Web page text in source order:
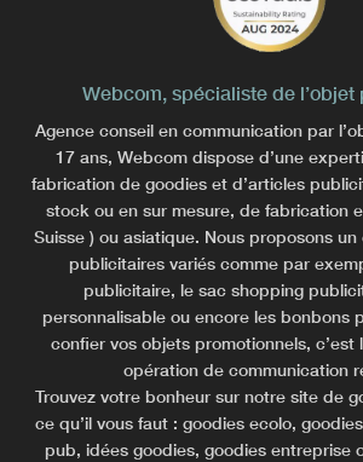
Webcom, spécialiste de
Agence conseil en communication par
17 ans, Webcom dispose d’une
fabrication de goodies et d’articles
stock ou en sur mesure, de fabrication
Suisse ) ou asiatique. Nous proposons
publicitaires variés comme par
publicitaire, le sac shopping
personnalisable ou encore les bonbons
confier vos objets promotionnels, c’est
opération de communication
Trouvez votre bonheur sur notre site de
ce qu’il vous faut : goodies ecolo,
pub, idées goodies, goodies entreprise